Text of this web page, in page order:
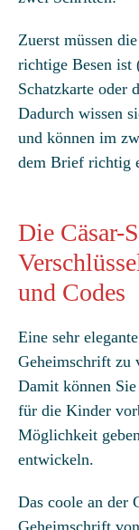
Zuerst müssen
richtige Besen ist
Schatzkarte oder
Dadurch wissen
und können im
dem Brief richtig
Die Cäsar-
und Codes
Eine sehr
Geheimschrift zu
Damit können
für die Kinder
Möglichkeit
entwickeln.
Das coole an der
Geheimschrift